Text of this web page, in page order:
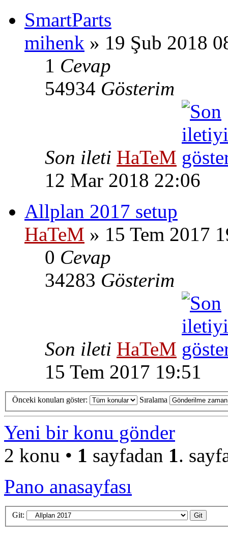
SmartParts
mihenk » 19 Şub 2018
1 Cevap
54934 Gösterim
Son ileti HaTeM
12 Mar 2018 22:06
Allplan 2017 setup
HaTeM » 15 Tem 2017
0 Cevap
34283 Gösterim
Son ileti HaTeM
15 Tem 2017 19:51
Önceki konuları göster: Sıralama
Yeni bir konu gönder
2 konu • 1 sayfadan 1.
Pano anasayfası
Git: